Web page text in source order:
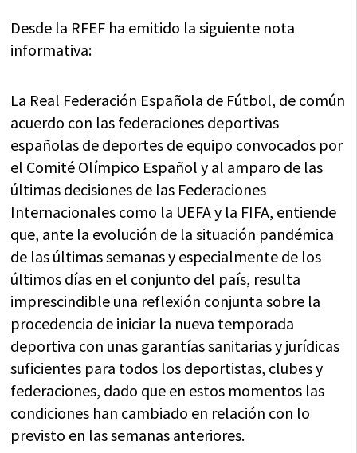
Desde la RFEF ha emitido la siguiente nota
informativa:
La Real Federación Española de Fútbol, de común
acuerdo con las federaciones deportivas
españolas de deportes de equipo convocados por
el Comité Olímpico Español y al amparo de las
últimas decisiones de las Federaciones
Internacionales como la UEFA y la FIFA, entiende
que, ante la evolución de la situación pandémica
de las últimas semanas y especialmente de los
últimos días en el conjunto del país, resulta
imprescindible una reflexión conjunta sobre la
procedencia de iniciar la nueva temporada
deportiva con unas garantías sanitarias y jurídicas
suficientes para todos los deportistas, clubes y
federaciones, dado que en estos momentos las
condiciones han cambiado en relación con lo
previsto en las semanas anteriores.